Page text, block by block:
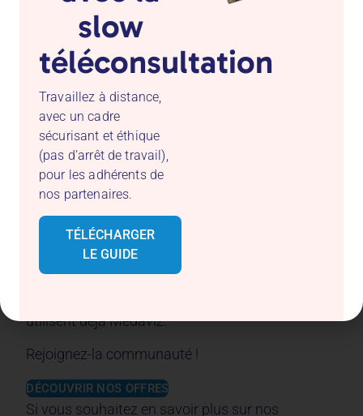
de téléexpertise est intuitive, sécurisée et sans
engagement : nos offres s’adaptent à tous les
praticiens, quelle que soit leur fréquence
utilisent déjà Medaviz.
Rejoignez-la communauté !
DÉCOUVRIR NOS OFFRES
Si vous souhaitez en savoir plus sur nos
slow
téléconsultation
Travaillez à distance,
avec un cadre
sécurisant et éthique
(pas d’arrêt de travail),
pour les adhérents de
nos partenaires.
TÉLÉCHARGER
LE GUIDE